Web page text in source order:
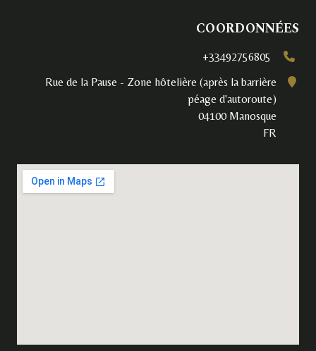
COORDONNÉES
+33492756805
Rue de la Pause - Zone hôtelière (après la barrière
péage d'autoroute)
04100 Manosque
FR